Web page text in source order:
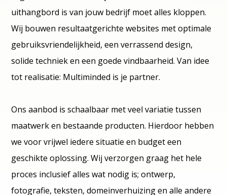
uithangbord is van jouw bedrijf moet alles kloppen.
Wij bouwen resultaatgerichte websites met optimale
gebruiksvriendelijkheid, een verrassend design,
solide techniek en een goede vindbaarheid. Van idee
tot realisatie: Multiminded is je partner.
Ons aanbod is schaalbaar met veel variatie tussen
maatwerk en bestaande producten. Hierdoor hebben
we voor vrijwel iedere situatie en budget een
geschikte oplossing. Wij verzorgen graag het hele
proces inclusief alles wat nodig is; ontwerp,
fotografie, teksten, domeinverhuizing en alle andere